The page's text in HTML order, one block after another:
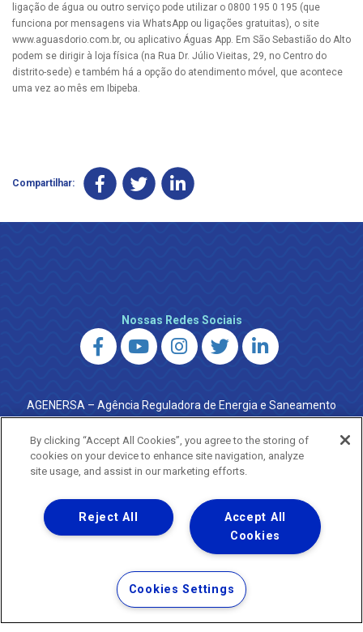
ligação de água ou outro serviço pode utilizar o 0800 195 0 195 (que
funciona por mensagens via WhatsApp ou ligações gratuitas), o site
www.aguasdorio.com.br, ou aplicativo Águas App. Em São Sebastião do Alto
podem se dirigir à loja física (na Rua Dr. Júlio Vieitas, 29, no Centro do
distrito-sede) e também há a opção do atendimento móvel, que acontece
uma vez ao mês em Ibipeba.
Compartilhar:
Nossas Redes Sociais
AGENERSA – Agência Reguladora de Energia e Saneamento
do Estado do Rio de Janeiro
0800 024 9040 · (21) 2332-6457 (WhatsApp) ·
ouvidoria@agenersa.rj.gov.br/ouvidoria.agenersa@gmail.com
·http://www.agenersa.rj.gov.br
Uma empresa
Copyright ® 2026 - Todos os Direitos Reservados.
Termos Gerais de Uso de Sites e Aplicativos
Política de Privacidade e Proteção de Dados
By clicking “Accept All Cookies”, you agree to the storing of
cookies on your device to enhance site navigation, analyze
site usage, and assist in our marketing efforts.
Accept All
Cookies
Reject All
Cookies Settings